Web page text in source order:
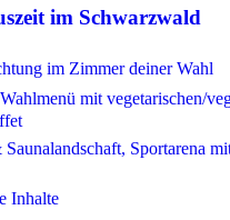
im Schwarzwald
im Zimmer deiner Wahl
mit vegetarischen/
Sportarena
Inhalte